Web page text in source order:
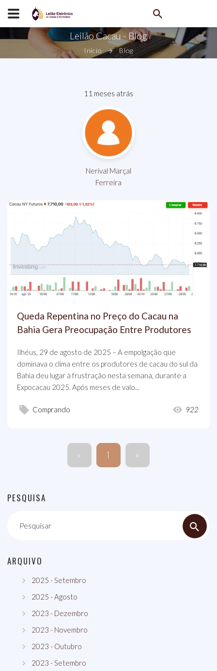
Leilão Cacau - Blog
Início Blog
11 meses atrás
Nerival Marçal
Ferreira
Queda Repentina no Preço do Cacau na
Bahia Gera Preocupação Entre Produtores
Ilhéus, 29 de agosto de 2025 – A empolgação que
dominava o clima entre os produtores de cacau do sul da
Bahia deu lugar à frustração nesta semana, durante a
Expocacau 2025. Após meses de valo...
Comprando 922
« 1 »
PESQUISA
Pesquisar
ARQUIVO
2025 - Setembro
2025 - Agosto
2023 - Dezembro
2023 - Novembro
2023 - Outubro
2023 - Setembro